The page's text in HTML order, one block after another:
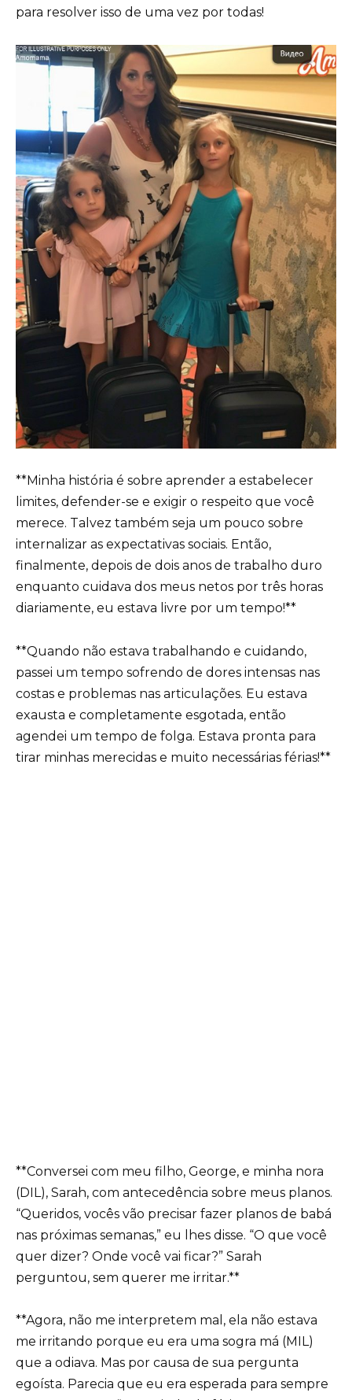
para resolver isso de uma vez por todas!
**Minha história é sobre aprender a estabelecer
limites, defender-se e exigir o respeito que você
merece. Talvez também seja um pouco sobre
internalizar as expectativas sociais. Então,
finalmente, depois de dois anos de trabalho duro
enquanto cuidava dos meus netos por três horas
diariamente, eu estava livre por um tempo!**
**Quando não estava trabalhando e cuidando,
passei um tempo sofrendo de dores intensas nas
costas e problemas nas articulações. Eu estava
exausta e completamente esgotada, então
agendei um tempo de folga. Estava pronta para
tirar minhas merecidas e muito necessárias férias!**
**Conversei com meu filho, George, e minha nora
(DIL), Sarah, com antecedência sobre meus planos.
“Queridos, vocês vão precisar fazer planos de babá
nas próximas semanas,” eu lhes disse. “O que você
quer dizer? Onde você vai ficar?” Sarah
perguntou, sem querer me irritar.**
**Agora, não me interpretem mal, ela não estava
me irritando porque eu era uma sogra má (MIL)
que a odiava. Mas por causa de sua pergunta
egoísta. Parecia que eu era esperada para sempre